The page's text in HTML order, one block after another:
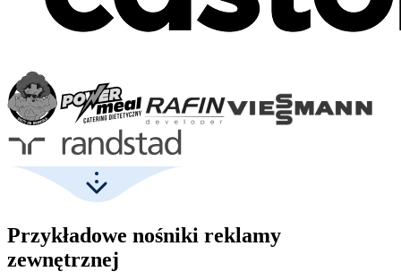
Przykładowe nośniki reklamy
zewnętrznej